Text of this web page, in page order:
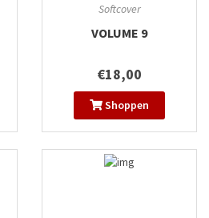
Softcover
VOLUME 9
€18,00
Shoppen